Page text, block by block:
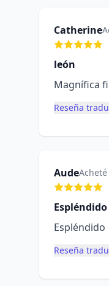
Catherine
león
Magnífica
Reseña
Aude
Espléndido
Espléndido
Reseña